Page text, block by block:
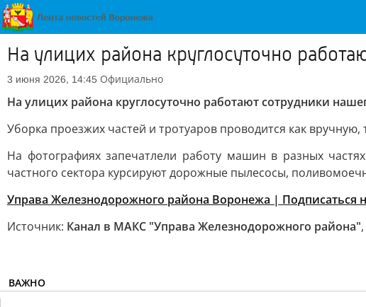
На улицих района круглосуточно
3 июня 2026, 14:45 Официально
На улицих района круглосуточно работают сотрудники
Уборка проезжих частей и тротуаров проводится как
На фотографиях запечатлели работу машин в разных
частного сектора курсируют дорожные пылесосы,
Управа Железнодорожного района Воронежа | Подписаться
Источник: Канал в МАКС "Управа Железнодорожного района"
ВАЖНО